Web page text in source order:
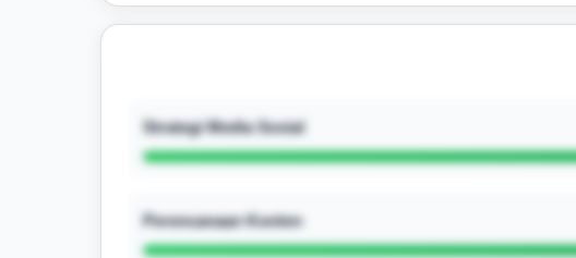
Strategi Media Sosial
Perencanaan Konten